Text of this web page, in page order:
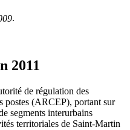
.
2011
de régulation des
postes (ARCEP), portant sur
segments interurbains
territoriales de Saint-Martin